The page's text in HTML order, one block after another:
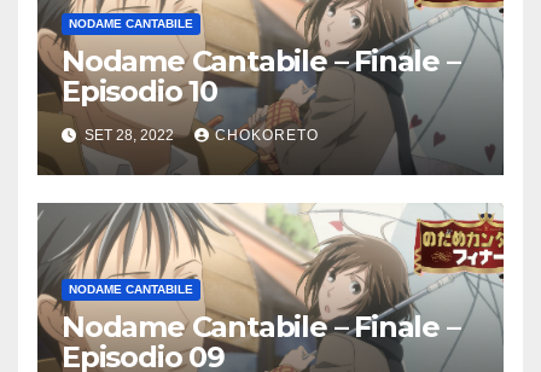
NODAME CANTABILE
Nodame Cantabile – Finale –
Episodio 10
SET 28, 2022 CHOKORETO
NODAME CANTABILE
Nodame Cantabile – Finale –
Episodio 09